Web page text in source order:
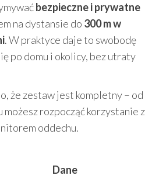
bezpieczne i prywatne
na dystansie do 300 m w
. W praktyce daje to swobodę
po domu i okolicy, bez utraty
że zestaw jest kompletny – od
możesz rozpocząć korzystanie z
oddechu.
Dane